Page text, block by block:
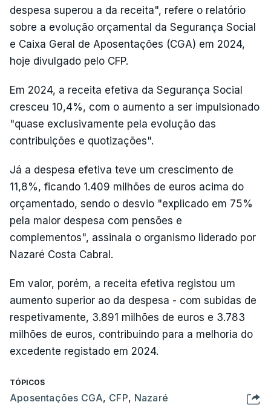
despesa superou a da receita", refere o relatório
sobre a evolução orçamental da Segurança Social
e Caixa Geral de Aposentações (CGA) em 2024,
hoje divulgado pelo CFP.
Em 2024, a receita efetiva da Segurança Social
cresceu 10,4%, com o aumento a ser impulsionado
"quase exclusivamente pela evolução das
contribuições e quotizações".
Já a despesa efetiva teve um crescimento de
11,8%, ficando 1.409 milhões de euros acima do
orçamentado, sendo o desvio "explicado em 75%
pela maior despesa com pensões e
complementos", assinala o organismo liderado por
Nazaré Costa Cabral.
Em valor, porém, a receita efetiva registou um
aumento superior ao da despesa - com subidas de
respetivamente, 3.891 milhões de euros e 3.783
milhões de euros, contribuindo para a melhoria do
excedente registado em 2024.
TÓPICOS
Aposentações CGA, CFP, Nazaré